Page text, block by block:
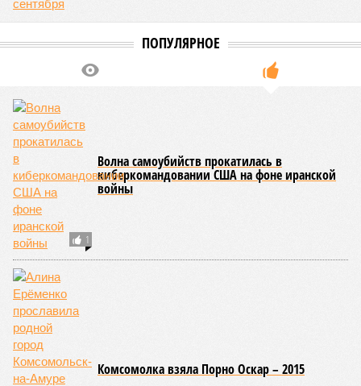
можно было бы застать сразу несколько концов света,
ледниковых периодов и крушение десятка-другого
развитых цивилизаций. Но мы снова возвращаемся к
катастрофическим изменениям в ДНК, которые начисто
вычёркивают эти цифры из всех возможных вариантов
старения только соматические мутации сокращают
теоретическую среднюю продолжительность жизни с
1759 до 156 лет»
из ключевых авторов исследования, научный сотрудник
Центра био- и медицинских технологий Сколтеха и
научный сотрудник Института искусственного интеллекта
(AIRI).
Интересно, что некоторые ткани нашего организма более
устойчивы к соматическим мутациям, чем другие. В
частности, клетки печени: они с радостью заменят старые,
процветая бесконечно долго. С другой стороны, клетки
миокарда (среднего слоя сердечной мышцы) и нейроны
(клетки головного мозга) гораздо более подвержены
мутациям: если их функция деления и размножения
утрачена, восстановить её невозможно. Когда они
перестают функционировать, отказывают сердце и мозг,